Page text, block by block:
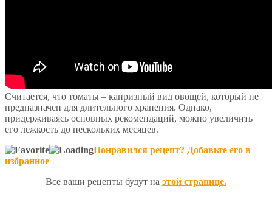
Считается, что томаты – капризный вид овощей, который не
предназначен для длительного хранения. Однако,
придерживаясь основных рекомендаций, можно увеличить
его лежкость до нескольких месяцев.
Понравился рецепт? Добавьте его в
избранное
Все ваши рецепты будут на этой странице.